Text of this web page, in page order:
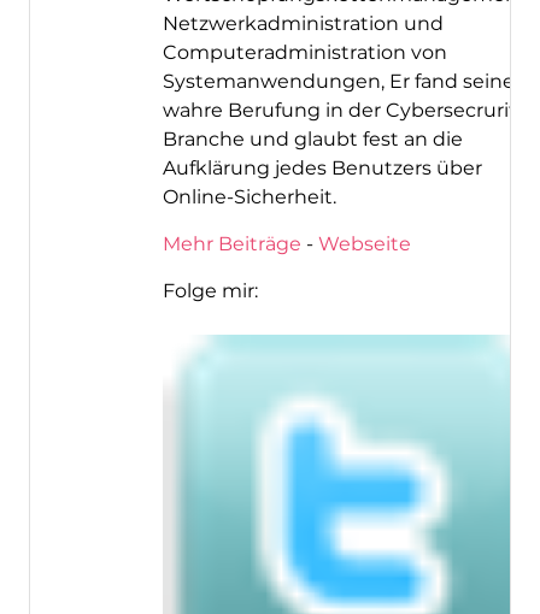
Netzwerkadministration und
Computeradministration von
Systemanwendungen, Er fand seine
wahre Berufung in der Cybersecrurity-
Branche und glaubt fest an die
Aufklärung jedes Benutzers über
Online-Sicherheit.
Mehr Beiträge - Webseite
Folge mir: